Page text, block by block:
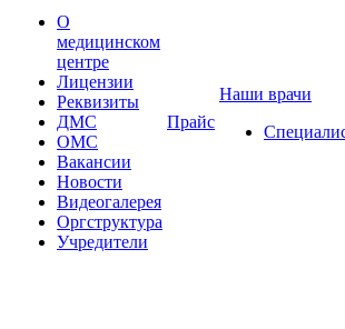
О
медицинском
центре
Лицензии
Реквизиты
ДМС
ОМС
Вакансии
Новости
Видеогалерея
Оргструктура
Учредители
Прайс
Наши врачи